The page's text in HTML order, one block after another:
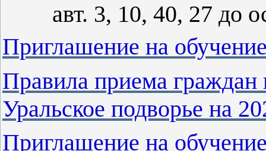
авт. 3, 10, 40, 27 до
Приглашение на
Правила приема
Уральское подворье на
Приглашение на